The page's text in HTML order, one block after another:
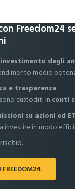
Freedom24
degli
medio
e trasparenza
custoditi in conti
su azioni ed
investire in modo
FREEDOM24